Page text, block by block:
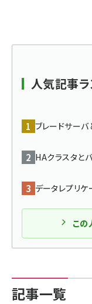
人気記事
ブレードサー
HAクラスタと
データレプリ
この
記事一覧